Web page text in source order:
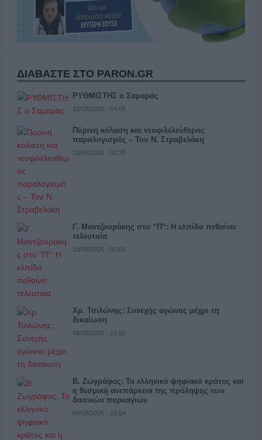
ΔΙΑΒΑΣΤΕ ΣΤΟ PARON.GR
ΡΥΘΜΙΣΤΗΣ ο Σαμαράς
10/08/2026 - 04:05
Πύρινη κόλαση και νεοφιλελεύθερος
παραλογισμός – Του Ν. Στραβελάκη
10/08/2026 - 00:20
Γ. Μαντζουράκης στο “Π”: Η ελπίδα πεθαίνει
τελευταία
10/08/2026 - 00:00
Χρ. Τσιλώνης: Συνεχής αγώνας μέχρι τη
δικαίωση
09/08/2026 - 22:52
Β. Ζωγράφος: Το ελληνικό ψηφιακό κράτος και
η θεσμική ανεπάρκεια της πρόληψης των
δασικών πυρκαγιών
09/08/2026 - 19:54